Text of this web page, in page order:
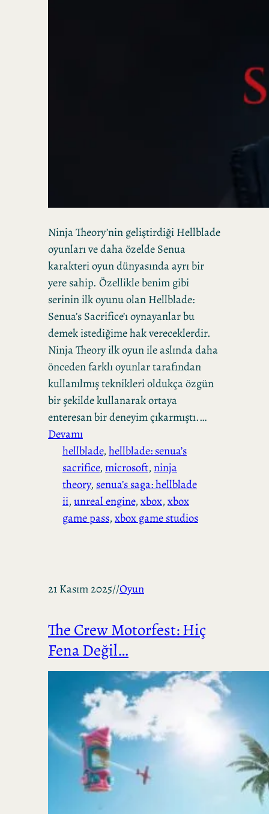
Ninja Theory’nin geliştirdiği Hellblade
oyunları ve daha özelde Senua
karakteri oyun dünyasında ayrı bir
yere sahip. Özellikle benim gibi
serinin ilk oyunu olan Hellblade:
Senua’s Sacrifice’ı oynayanlar bu
demek istediğime hak vereceklerdir.
Ninja Theory ilk oyun ile aslında daha
önceden farklı oyunlar tarafından
kullanılmış teknikleri oldukça özgün
bir şekilde kullanarak ortaya
enteresan bir deneyim çıkarmıştı.…
Devamı
hellblade, hellblade: senua’s
sacrifice, microsoft, ninja
theory, senua’s saga: hellblade
ii, unreal engine, xbox, xbox
game pass, xbox game studios
21 Kasım 2025//Oyun
The Crew Motorfest: Hiç
Fena Değil…